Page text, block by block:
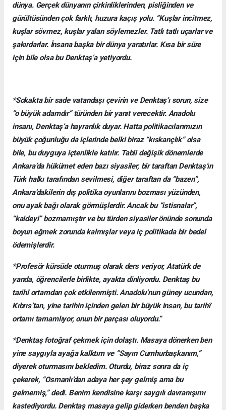
dünya. Gerçek dünyanın çirkinliklerinden, pisliğinden ve
gürültüsünden çok farklı, huzura kaçış yolu. “Kuşlar incitmez,
kuşlar sövmez, kuşlar yalan söylemezler. Tatlı tatlı uçarlar ve
şakırdarlar. İnsana başka bir dünya yaratırlar. Kısa bir süre
için bile olsa bu Denktaş’a yetiyordu.
*Sokakta bir sade vatandaşı çevirin ve Denktaş’ı sorun, size
“o büyük adamdır” türünden bir yanıt verecektir. Anadolu
insanı, Denktaş’a hayranlık duyar. Hatta politikacılarımızın
büyük çoğunluğu da içlerinde belki biraz “kıskançlık” olsa
bile, bu duyguya içtenlikle katılır. Tabii değişik dönemlerde
Ankara’da hükümet eden bazı siyasiler, bir taraftan Denktaş’ın
Türk halkı tarafından sevilmesi, diğer taraftan da “bazen”,
Ankara’dakilerin dış politika oyunlarını bozması yüzünden,
onu ayak bağı olarak görmüşlerdir. Ancak bu “istisnalar”,
“kaideyi” bozmamıştır ve bu türden siyasiler önünde sonunda
boyun eğmek zorunda kalmışlar veya iç politikada bir bedel
ödemişlerdir.
*Profesör kürsüde oturmuş olarak ders veriyor, Atatürk de
yanda, öğrencilerle birlikte, ayakta dinliyordu. Denktaş bu
tarihî ortamdan çok etkilenmişti. Anadolu’nun güney ucundan,
Kıbrıs’tan, yine tarihin içinden gelen bir büyük insan, bu tarihî
ortamı tamamlıyor, onun bir parçası oluyordu.”
*Denktaş fotoğraf çekmek için dolaştı. Masaya dönerken ben
yine saygıyla ayağa kalktım ve “Sayın Cumhurbaşkanım,”
diyerek oturmasını bekledim. Oturdu, biraz sonra da iç
çekerek, “Osmanlı’dan adaya her şey gelmiş ama bu
gelmemiş,” dedi. Benim kendisine karşı saygılı davranışımı
kastediyordu. Denktaş masaya gelip giderken benden başka